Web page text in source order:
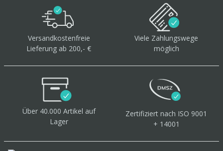
Versandkostenfreie
Lieferung ab 200,- €
Viele Zahlungswege
möglich
Über 40.000 Artikel auf
Lager
Zertifiziert nach ISO 9001
+ 14001